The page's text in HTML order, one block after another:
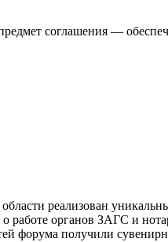
соглашения —
реализован
работе органов ЗАГС и
форума получили